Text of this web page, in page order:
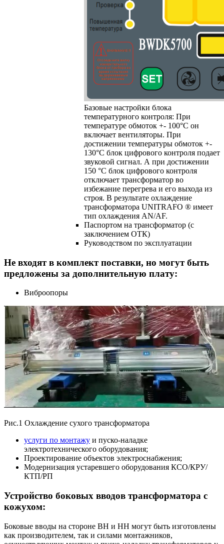
Базовые настройки блока
температурного контроля: При
температуре обмоток +- 100°C он
включает вентиляторы. При
достижении температуры обмоток +-
130°C блок цифрового контроля подает
звуковой сигнал. А при достижении
150 °C блок цифрового контроля
отключает трансформатор во
избежание перегрева и его выхода из
строя. В результате охлаждение
трансформатора UNITRAFO ® имеет
тип охлаждения AN/AF.
Паспортом на трансформатор (с
заключением ОТК)
Руководством по эксплуатации
Не входят в комплект поставки, но могут быть
предложены за дополнительную плату:
Виброопоры
Рис.1 Охлаждение сухого трансформатора
услуги по монтажу и пуско-наладке
электротехнического оборудования;
Проектирование объектов электроснабжения;
Модернизация устаревшего оборудования КСО/КРУ/
КТП/РП
Устройство боковых вводов трансформатора с
кожухом:
Боковые вводы на стороне ВН и НН могут быть изготовлены
как производителем, так и силами монтажников,